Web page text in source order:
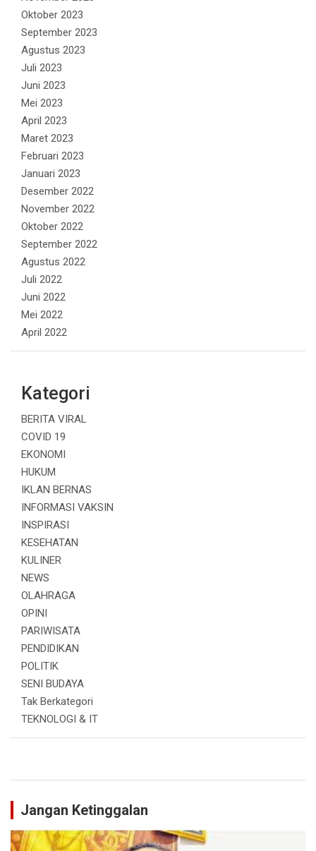
Oktober 2023
September 2023
Agustus 2023
Juli 2023
Juni 2023
Mei 2023
April 2023
Maret 2023
Februari 2023
Januari 2023
Desember 2022
November 2022
Oktober 2022
September 2022
Agustus 2022
Juli 2022
Juni 2022
Mei 2022
April 2022
Kategori
BERITA VIRAL
COVID 19
EKONOMI
HUKUM
IKLAN BERNAS
INFORMASI VAKSIN
INSPIRASI
KESEHATAN
KULINER
NEWS
OLAHRAGA
OPINI
PARIWISATA
PENDIDIKAN
POLITIK
SENI BUDAYA
Tak Berkategori
TEKNOLOGI & IT
Jangan Ketinggalan